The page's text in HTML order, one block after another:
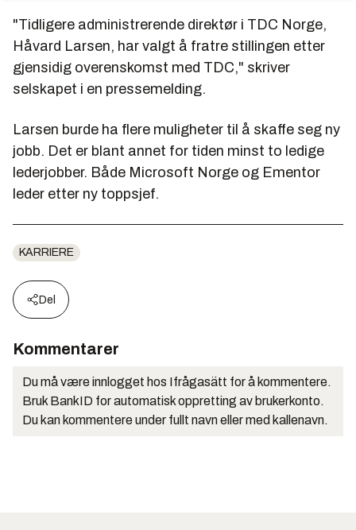
"Tidligere administrerende direktør i TDC Norge,
Håvard Larsen, har valgt å fratre stillingen etter
gjensidig overenskomst med TDC," skriver
selskapet i en pressemelding.
Larsen burde ha flere muligheter til å skaffe seg ny
jobb. Det er blant annet for tiden minst to ledige
lederjobber. Både Microsoft Norge og Ementor
leder etter ny toppsjef.
KARRIERE
Del
Kommentarer
Du må være innlogget hos Ifrågasätt for å kommentere.
Bruk BankID for automatisk oppretting av brukerkonto.
Du kan kommentere under fullt navn eller med kallenavn.